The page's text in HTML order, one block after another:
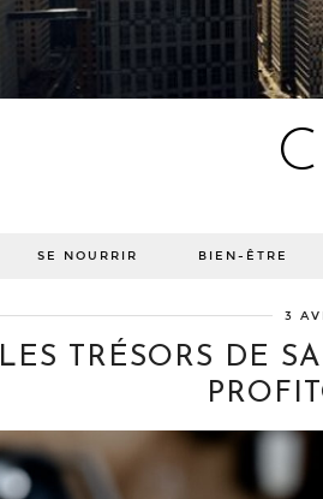
SE NOURRIR BIEN-ÊTRE
3
LES TRÉSORS DE